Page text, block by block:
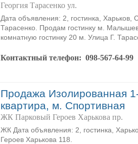
Георгия Тарасенко ул.
Дата объявления: 2, гостинка, Харьков,
Тарасенко. Продам гостинку м.
комнатную гостинку 20 м. Улица Г.
Контактный телефон: 098-567-64-99
Продажа Изолированная
квартира, м. Спортивная
ЖК Парковый Героев Харькова пр.
ЖК Дата объявления: 2, гостинка,
Героев Харькова 118.